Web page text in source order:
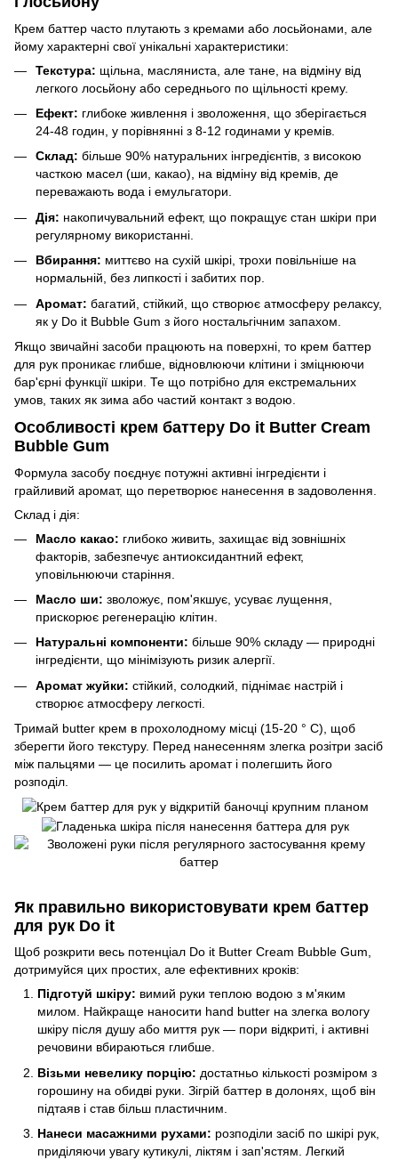
Крем баттер часто плутають з кремами або лосьйонами, але
йому характерні свої унікальні характеристики:
Текстура: щільна, масляниста, але тане, на відміну від
легкого лосьйону або середнього по щільності крему.
Ефект: глибоке живлення і зволоження, що зберігається
24-48 годин, у порівнянні з 8-12 годинами у кремів.
Склад: більше 90% натуральних інгредієнтів, з високою
часткою масел (ши, какао), на відміну від кремів, де
переважають вода і емульгатори.
Дія: накопичувальний ефект, що покращує стан шкіри при
регулярному використанні.
Вбирання: миттєво на сухій шкірі, трохи повільніше на
нормальній, без липкості і забитих пор.
Аромат: багатий, стійкий, що створює атмосферу релаксу,
як у Do it Bubble Gum з його ностальгічним запахом.
Якщо звичайні засоби працюють на поверхні, то крем баттер
для рук проникає глибше, відновлюючи клітини і зміцнюючи
бар'єрні функції шкіри. Те що потрібно для екстремальних
умов, таких як зима або частий контакт з водою.
Особливості крем баттеру Do it Butter Cream
Bubble Gum
Формула засобу поєднує потужні активні інгредієнти і
грайливий аромат, що перетворює нанесення в задоволення.
Склад і дія:
Масло какао: глибоко живить, захищає від зовнішніх
факторів, забезпечує антиоксидантний ефект,
уповільнюючи старіння.
Масло ши: зволожує, пом'якшує, усуває лущення,
прискорює регенерацію клітин.
Натуральні компоненти: більше 90% складу — природні
інгредієнти, що мінімізують ризик алергії.
Аромат жуйки: стійкий, солодкий, піднімає настрій і
створює атмосферу легкості.
Тримай butter крем в прохолодному місці (15-20 ° C), щоб
зберегти його текстуру. Перед нанесенням злегка розітри засіб
між пальцями — це посилить аромат і полегшить його
розподіл.
Як правильно використовувати крем баттер
для рук Do it
Щоб розкрити весь потенціал Do it Butter Cream Bubble Gum,
дотримуйся цих простих, але ефективних кроків:
Підготуй шкіру: вимий руки теплою водою з м'яким
милом. Найкраще наносити hand butter на злегка вологу
шкіру після душу або миття рук — пори відкриті, і активні
речовини вбираються глибше.
Візьми невелику порцію: достатньо кількості розміром з
горошину на обидві руки. Зігрій баттер в долонях, щоб він
підтаяв і став більш пластичним.
Нанеси масажними рухами: розподіли засіб по шкірі рук,
приділяючи увагу кутикулі, ліктям і зап'ястям. Легкий